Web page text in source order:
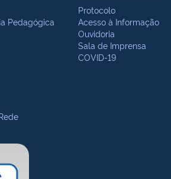
Pedagógica
Protocolo
Acesso à Informação
Ouvidoria
Sala de Imprensa
COVID-19